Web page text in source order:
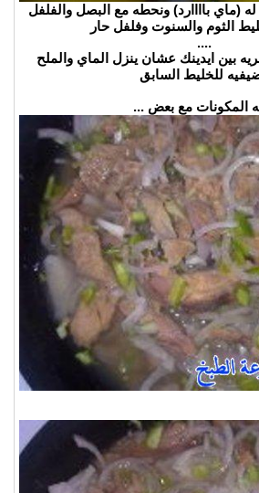
(ماي باااارد) ونحطه مع البصل والفلفل
الثوم والسنوت وفلفل حار
....
بين ايدينك عشان ينزل الماي والملح
للخليط السابق
المكونات مع بعض ...